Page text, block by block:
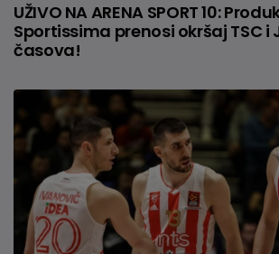
UŽIVO NA ARENA SPORT 10:
Sportissima prenosi okršaj TSC i
časova!